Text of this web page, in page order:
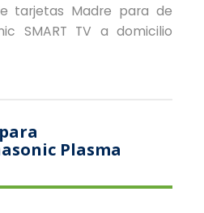
tarjetas Madre para de
SMART TV a domicilio
Plasma